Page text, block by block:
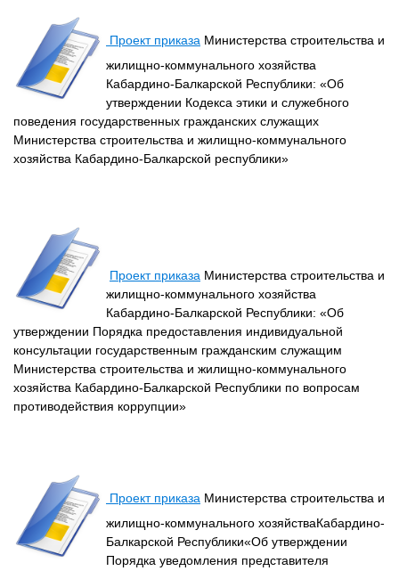
Проект приказа Министерства строительства и
жилищно-коммунального хозяйства
Кабардино-Балкарской Республики: «Об
утверждении Кодекса этики и служебного
поведения государственных гражданских служащих
Министерства строительства и жилищно-коммунального
хозяйства Кабардино-Балкарской республики»
Проект приказа Министерства строительства и
жилищно-коммунального хозяйства
Кабардино-Балкарской Республики: «Об
утверждении Порядка предоставления индивидуальной
консультации государственным гражданским служащим
Министерства строительства и жилищно-коммунального
хозяйства Кабардино-Балкарской Республики по вопросам
противодействия коррупции»
Проект приказа Министерства строительства и
жилищно-коммунального хозяйстваКабардино-
Балкарской Республики«Об утверждении
Порядка уведомления представителя